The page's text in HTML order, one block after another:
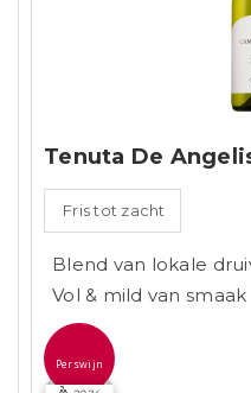
Tenuta De
Fris tot zacht
Blend van lokale
Vol & mild van smaak
Perswijn